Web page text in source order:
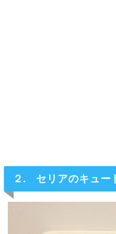
２. セリアのキュー